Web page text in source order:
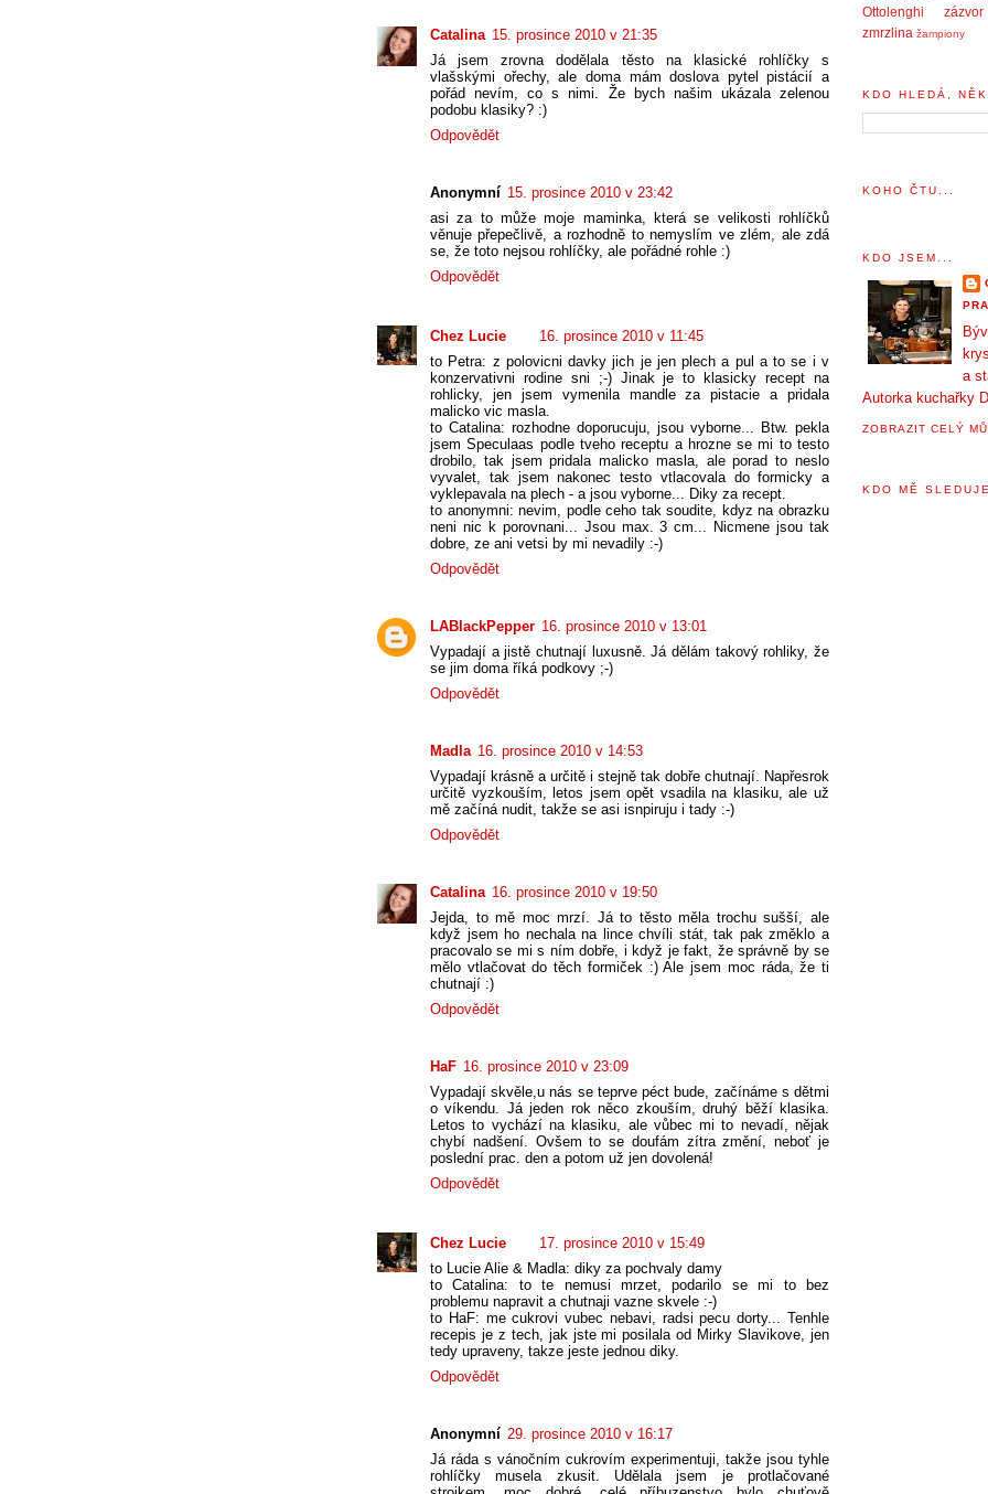
Catalina 15. prosince 2010 v 21:35
Já jsem zrovna dodělala těsto na klasické rohlíčky s
vlašskými ořechy, ale doma mám doslova pytel pistácií a
pořád nevím, co s nimi. Že bych našim ukázala zelenou
podobu klasiky? :)
Odpovědět
Anonymní 15. prosince 2010 v 23:42
asi za to může moje maminka, která se velikosti rohlíčků
věnuje přepečlivě, a rozhodně to nemyslím ve zlém, ale zdá
se, že toto nejsou rohlíčky, ale pořádné rohle :)
Odpovědět
Chez Lucie
16. prosince 2010 v 11:45
to Petra: z polovicni davky jich je jen plech a pul a to se i v
konzervativni rodine sni ;-) Jinak je to klasicky recept na
rohlicky, jen jsem vymenila mandle za pistacie a pridala
malicko vic masla.
to Catalina: rozhodne doporucuju, jsou vyborne... Btw. pekla
jsem Speculaas podle tveho receptu a hrozne se mi to testo
drobilo, tak jsem pridala malicko masla, ale porad to neslo
vyvalet, tak jsem nakonec testo vtlacovala do formicky a
vyklepavala na plech - a jsou vyborne... Diky za recept.
to anonymni: nevim, podle ceho tak soudite, kdyz na obrazku
neni nic k porovnani... Jsou max. 3 cm... Nicmene jsou tak
dobre, ze ani vetsi by mi nevadily :-)
Odpovědět
LABlackPepper 16. prosince 2010 v 13:01
Vypadají a jistě chutnají luxusně. Já dělám takový rohliky, že
se jim doma říká podkovy ;-)
Odpovědět
Madla 16. prosince 2010 v 14:53
Vypadají krásně a určitě i stejně tak dobře chutnají. Napřesrok
určitě vyzkouším, letos jsem opět vsadila na klasiku, ale už
mě začíná nudit, takže se asi isnpiruju i tady :-)
Odpovědět
Catalina 16. prosince 2010 v 19:50
Jejda, to mě moc mrzí. Já to těsto měla trochu sušší, ale
když jsem ho nechala na lince chvíli stát, tak pak změklo a
pracovalo se mi s ním dobře, i když je fakt, že správně by se
mělo vtlačovat do těch formiček :) Ale jsem moc ráda, že ti
chutnají :)
Odpovědět
HaF 16. prosince 2010 v 23:09
Vypadají skvěle,u nás se teprve péct bude, začínáme s dětmi
o víkendu. Já jeden rok něco zkouším, druhý běží klasika.
Letos to vychází na klasiku, ale vůbec mi to nevadí, nějak
chybí nadšení. Ovšem to se doufám zítra změní, neboť je
poslední prac. den a potom už jen dovolená!
Odpovědět
Chez Lucie
17. prosince 2010 v 15:49
to Lucie Alie & Madla: diky za pochvaly damy
to Catalina: to te nemusi mrzet, podarilo se mi to bez
problemu napravit a chutnaji vazne skvele :-)
to HaF: me cukrovi vubec nebavi, radsi pecu dorty... Tenhle
recepis je z tech, jak jste mi posilala od Mirky Slavikove, jen
tedy upraveny, takze jeste jednou diky.
Odpovědět
Anonymní 29. prosince 2010 v 16:17
Já ráda s vánočním cukrovím experimentuji, takže jsou tyhle
rohlíčky musela zkusit. Udělala jsem je protlačované
Ottolenghi
zázvor
zmrzlina žampiony
KDO HLEDÁ,
KOHO ČTU...
KDO JSEM...
a
Autorka kuchařky
ZOBRAZIT CELÝ
KDO MĚ